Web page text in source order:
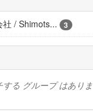
/ Shimots...
3
する グループ はありま